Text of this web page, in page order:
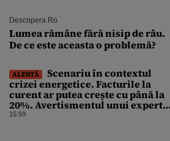
Descopera.ro
Lumea rămâne fără nisip de râu.
De ce este aceasta o problemă?
ALERTĂ
Scenariu în contextul
crizei energetice. Facturile la
curent ar putea crește cu până la
20%. Avertismentul unui expert
în energie
15:59